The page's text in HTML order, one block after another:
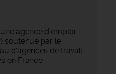
agence d'emploi
soutenue par le
d'agences de travail
en France.